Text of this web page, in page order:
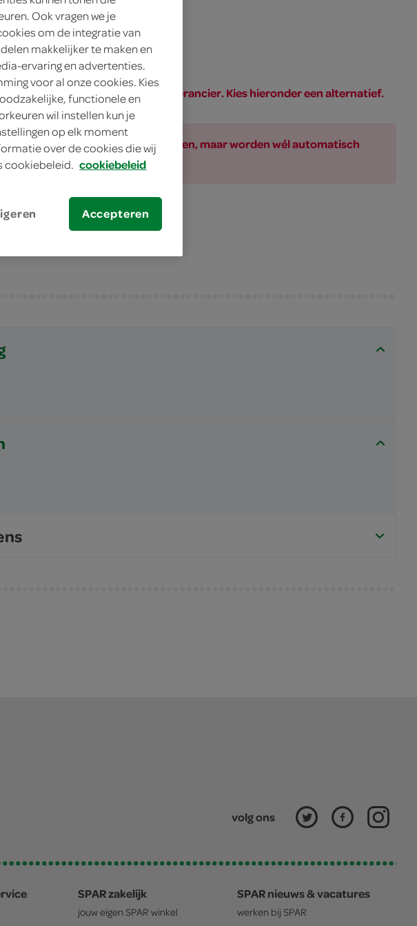
leverbaar vanuit SPAR of de leverancier. Kies hieronder een alternatief.
zijn niet zichtbaar bij de producten, maar worden wél automatisch
volg ons
SPAR zakelijk
jouw eigen SPAR winkel
SPAR nieuws & vacatures
werken bij SPAR
Ook vragen we je
om de integratie van
makkelijker te maken en
ervaring en advertenties.
voor al onze cookies. Kies
functionele en
wil instellen kun je
op elk moment
over de cookies die wij
cookiebeleid. cookiebeleid
Accepteren